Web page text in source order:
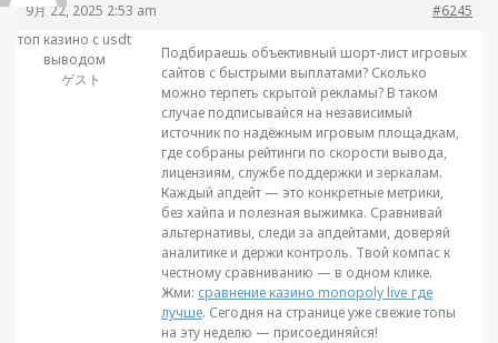
9月 22, 2025 2:53 am
#6245
топ казино с usdt
выводом
ゲスト
Подбираешь объективный шорт-лист игровых
сайтов с быстрыми выплатами? Сколько
можно терпеть скрытой рекламы? В таком
случае подписывайся на независимый
источник по надёжным игровым площадкам,
где собраны рейтинги по скорости вывода,
лицензиям, службе поддержки и зеркалам.
Каждый апдейт — это конкретные метрики,
без хайпа и полезная выжимка. Сравнивай
альтернативы, следи за апдейтами, доверяй
аналитике и держи контроль. Твой компас к
честному сравниванию — в одном клике.
Жми: сравнение казино monopoly live где
лучше. Сегодня на странице уже свежие топы
на эту неделю — присоединяйся!